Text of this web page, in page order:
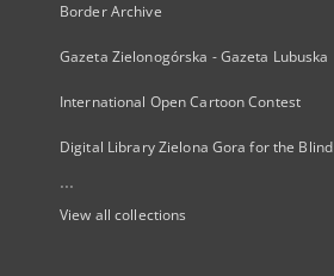
Border Archive
Gazeta Zielonogórska - Gazeta Lubuska
International Open Cartoon Contest
Digital Library Zielona Gora for the Blind
...
View all collections